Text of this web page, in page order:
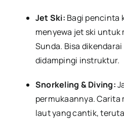
Jet Ski: Bagi pencinta
menyewa jet ski untuk
Sunda. Bisa
didampingi instruktur.
Snorkeling & Diving:
permukaannya. Carita
laut yang cantik,